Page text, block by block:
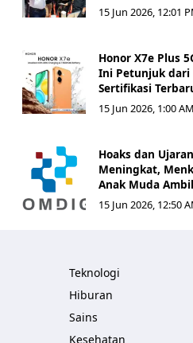
15 Jun 2026, 12:01
Honor X7e Plus
Ini Petunjuk dari
Sertifikasi
15 Jun 2026, 1:00 AM
Hoaks dan
Meningkat,
Anak Muda
15 Jun 2026, 12:50
Teknologi
Hiburan
Sains
Kesehatan